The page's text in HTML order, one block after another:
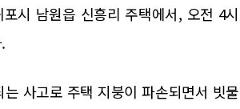
시 남원읍 신흥리 주택에서, 오전 4시
사고로 주택 지붕이 파손되면서 빗물